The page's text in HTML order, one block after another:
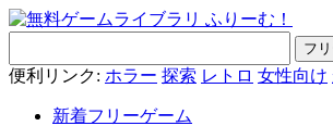
便利リンク: ホラー 探索 レトロ 女性向け
新着フリーゲーム